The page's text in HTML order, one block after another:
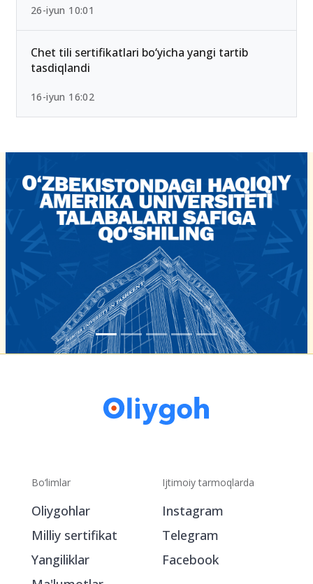
26-iyun 10:01
Chet tili sertifikatlari bo‘yicha yangi tartib
tasdiqlandi
16-iyun 16:02
Bo‘limlar
Oliygohlar
Milliy sertifikat
Yangiliklar
Ijtimoiy tarmoqlarda
Instagram
Telegram
Facebook